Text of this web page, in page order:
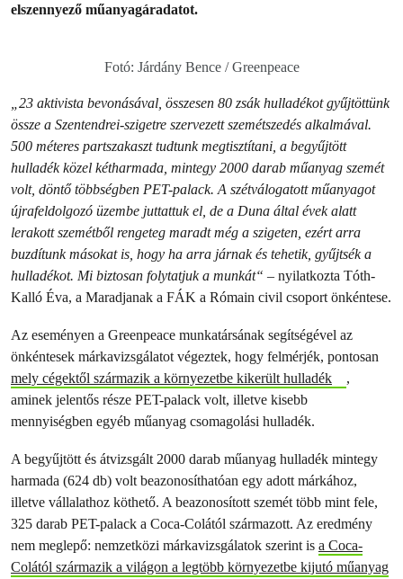
elszennyező műanyagáradatot.
Fotó: Járdány Bence / Greenpeace
„23 aktivista bevonásával, összesen 80 zsák hulladékot gyűjtöttünk
össze a Szentendrei-szigetre szervezett szemétszedés alkalmával.
500 méteres partszakaszt tudtunk megtisztítani, a begyűjtött
hulladék közel kétharmada, mintegy 2000 darab műanyag szemét
volt, döntő többségben PET-palack. A szétválogatott műanyagot
újrafeldolgozó üzembe juttattuk el, de a Duna által évek alatt
lerakott szemétből rengeteg maradt még a szigeten, ezért arra
buzdítunk másokat is, hogy ha arra járnak és tehetik, gyűjtsék a
hulladékot. Mi biztosan folytatjuk a munkát“ – nyilatkozta Tóth-
Kalló Éva, a Maradjanak a FÁK a Rómain civil csoport önkéntese.
Az eseményen a Greenpeace munkatársának segítségével az
önkéntesek márkavizsgálatot végeztek, hogy felmérjék, pontosan
mely cégektől származik a környezetbe kikerült hulladék
,
aminek jelentős része PET-palack volt, illetve kisebb
mennyiségben egyéb műanyag csomagolási hulladék.
A begyűjtött és átvizsgált 2000 darab műanyag hulladék mintegy
harmada (624 db) volt beazonosíthatóan egy adott márkához,
illetve vállalathoz köthető. A beazonosított szemét több mint fele,
325 darab PET-palack a Coca-Colától származott. Az eredmény
nem meglepő: nemzetközi márkavizsgálatok szerint is a Coca-
Colától származik a világon a legtöbb környezetbe kijutó műanyag